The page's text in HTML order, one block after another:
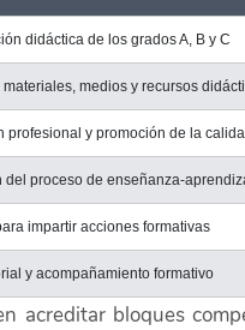
didáctica de los grados A, B y C
materiales, medios y recursos
profesional y promoción de la
del proceso de enseñanza-
impartir acciones formativas
y acompañamiento formativo
acreditar bloques